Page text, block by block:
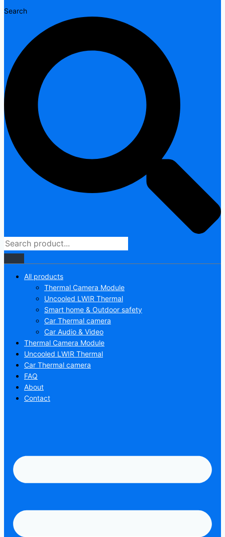
Search
All products
Thermal Camera Module
Uncooled LWIR Thermal
Smart home & Outdoor safety
Car Thermal camera
Car Audio & Video
Thermal Camera Module
Uncooled LWIR Thermal
Car Thermal camera
FAQ
About
Contact